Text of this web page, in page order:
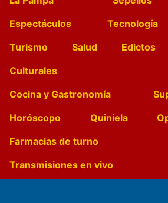
Espectáculos
Tecnología
Turismo
Salud Edictos
Culturales
Cocina y Gastronomía
Horóscopo
Quiniela
Farmacias de turno
Transmisiones en vivo